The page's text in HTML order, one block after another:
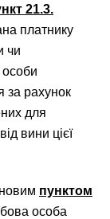
21.3.
платнику
чи
особи
за рахунок
для
вини цієї
пунктом
особа